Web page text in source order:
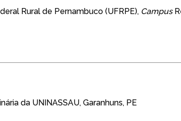
Rural de Pernambuco (UFRPE), Campus
da UNINASSAU, Garanhuns, PE